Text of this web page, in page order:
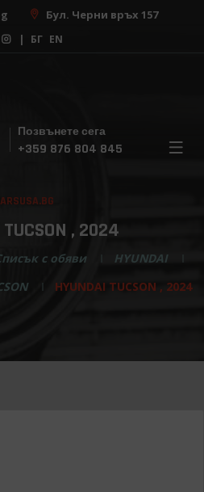
Бул. Черни връх 157
| БГ EN
Позвънете сега
+359 876 804 845 ×
на вашата мечтана
лесен! Регистрирай
сега!
, 2024
с обяви
HYUNDAI
HYUNDAI TUCSON , 2024